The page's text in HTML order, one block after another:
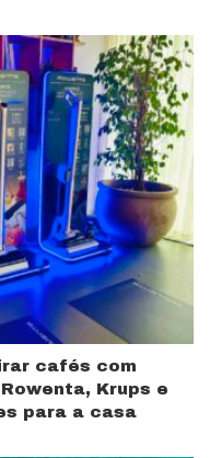
cafés com
Krups e
para a casa